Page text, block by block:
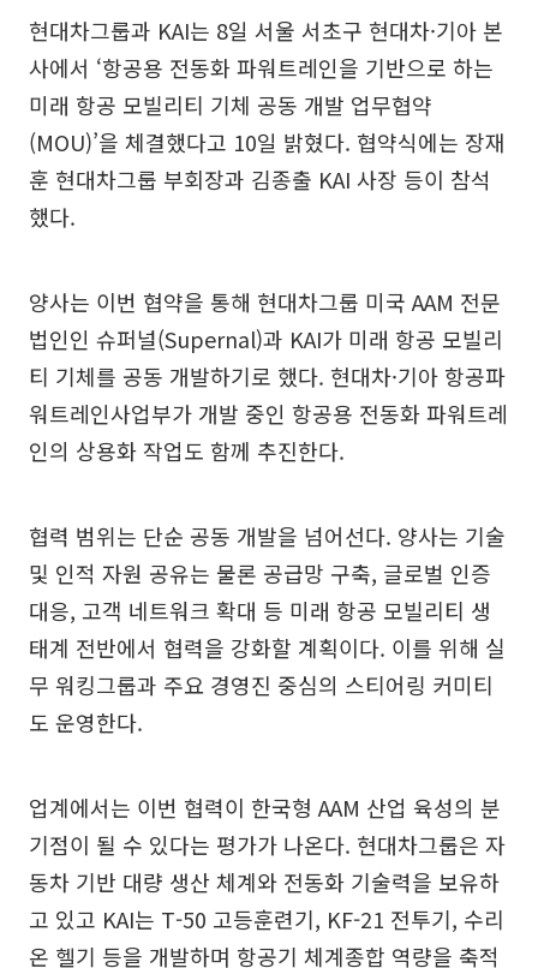
현대차그룹과 KAI는 8일 서울 서초구 현대차·기아 본
사에서 ‘항공용 전동화 파워트레인을 기반으로 하는
미래 항공 모빌리티 기체 공동 개발 업무협약
(MOU)’을 체결했다고 10일 밝혔다. 협약식에는 장재
훈 현대차그룹 부회장과 김종출 KAI 사장 등이 참석
했다.
양사는 이번 협약을 통해 현대차그룹 미국 AAM 전문
법인인 슈퍼널(Supernal)과 KAI가 미래 항공 모빌리
티 기체를 공동 개발하기로 했다. 현대차·기아 항공파
워트레인사업부가 개발 중인 항공용 전동화 파워트레
인의 상용화 작업도 함께 추진한다.
협력 범위는 단순 공동 개발을 넘어선다. 양사는 기술
및 인적 자원 공유는 물론 공급망 구축, 글로벌 인증
대응, 고객 네트워크 확대 등 미래 항공 모빌리티 생
태계 전반에서 협력을 강화할 계획이다. 이를 위해 실
무 워킹그룹과 주요 경영진 중심의 스티어링 커미티
도 운영한다.
업계에서는 이번 협력이 한국형 AAM 산업 육성의 분
기점이 될 수 있다는 평가가 나온다. 현대차그룹은 자
동차 기반 대량 생산 체계와 전동화 기술력을 보유하
고 있고 KAI는 T-50 고등훈련기, KF-21 전투기, 수리
온 헬기 등을 개발하며 항공기 체계종합 역량을 축적